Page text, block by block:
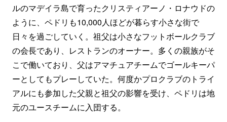
ルのマデイラ島で育ったクリスティアーノ・ロナウドの
ように、ペドリも10,000人ほどが暮らす小さな街で
日々を過ごしていく。祖父は小さなフットボールクラブ
の会長であり、レストランのオーナー。多くの親族がそ
こで働いており、父はアマチュアチームでゴールキーパ
ーとしてもプレーしていた。何度かプロクラブのトライ
アルにも参加した父親と祖父の影響を受け、ペドリは地
元のユースチームに入団する。